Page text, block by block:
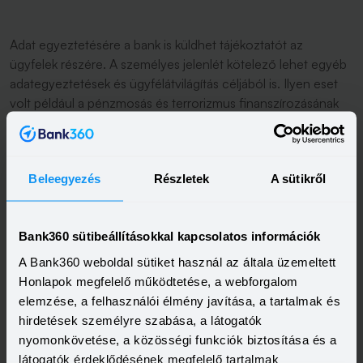
Beleegyezés Részletek A sütikről
Bank360 sütibeállításokkal kapcsolatos információk
A Bank360 weboldal sütiket használ az általa üzemeltett
Honlapok megfelelő működtetése, a webforgalom
elemzése, a felhasználói élmény javítása, a tartalmak és
hirdetések személyre szabása, a látogatók
nyomonkövetése, a közösségi funkciók biztosítása és a
látogatók érdeklődésének megfelelő tartalmak
Adat egyeztetésére a bank is küldhet tájékoztatót az
ügyfelek részére. A személyes jelenlét kötelező lehet egyéb
adategyeztetések és ügyfélátvilágítás céljából is. Ilyen eset
volt például a pénzmosás és terrorizmus finanszírozásának
megelőzéséről és megakadályozásáról szóló 2017. évi
törvény hatályba lépése, mely 2019. október 31-ig kötelező
És a babaváró hitel, csok?
A koronavírusra való tekintettel, a veszélyhelyzet időtartama
alatt ababaváró hiteliránti kérelmet meghatalmazott útján is
be lehet nyújtani, viszont a meghatalmazott csak az igénylő
házaspár egyike lehet. Az ehhez szükséges
formanyomtatvány elérhető a bankok weboldalán, illetve